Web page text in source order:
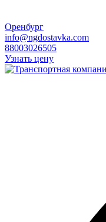
Оренбург
info@ngdostavka.com
88003026505
Узнать цену